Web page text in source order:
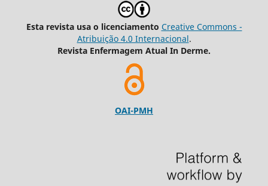
Esta revista usa o licenciamento Creative Commons -
Atribuição 4.0 Internacional.
Revista Enfermagem Atual In Derme.
OAI-PMH